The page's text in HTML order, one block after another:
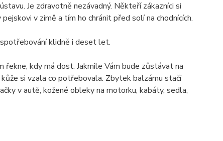
Je zdravotně nezávadný. Někteří zákazníci si
v zimě a tím ho chránit před solí na chodnících.
klidně i deset let.
řekne, kdy má dost. Jakmile Vám bude zůstávat na
si vzala co potřebovala. Zbytek balzámu stačí
v autě, kožené obleky na motorku, kabáty, sedla,